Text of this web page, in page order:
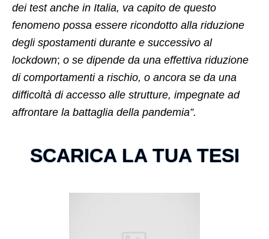
dei test anche in Italia, va capito de questo
fenomeno possa essere ricondotto alla riduzione
degli spostamenti durante e successivo al
lockdown; o se dipende da una effettiva riduzione
di comportamenti a rischio, o ancora se da una
difficoltà di accesso alle strutture, impegnate ad
affrontare la battaglia della pandemia”.
SCARICA LA TUA TESI